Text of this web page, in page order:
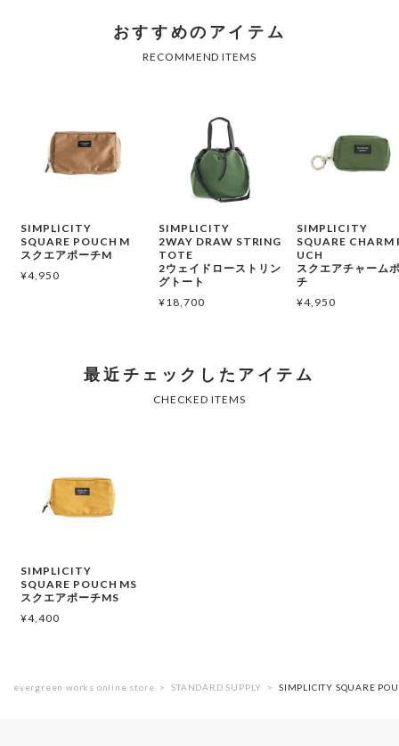
SIMPLICITY
SQUARE POUCH M
スクエアポーチM
¥4,950
SIMPLICITY
2WAY DRAW STRING
TOTE
2ウェイドローストリン
グトート
¥18,700
SIMPLICITY
SQUARE CHARM
UCH
スクエアチャーム
チ
¥4,950
SIMPLICITY
SQUARE POUCH MS
スクエアポーチMS
¥4,400
evergreen works online store STANDARD SUPPLY SIMPLICITY SQUARE